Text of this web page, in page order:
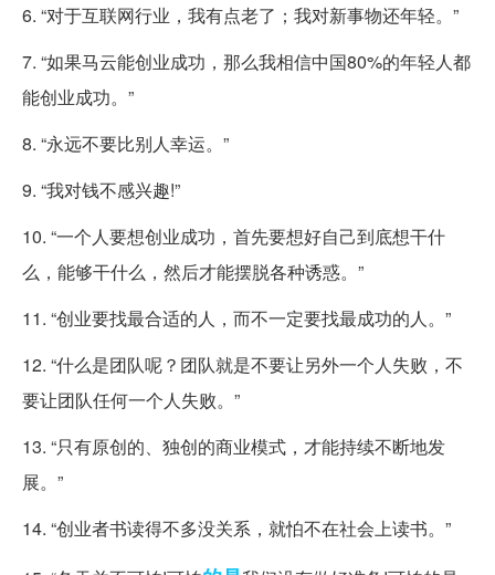
6. “对于互联网行业，我有点老了；我对新事物还年轻。”
7. “如果马云能创业成功，那么我相信中国80%的年轻人都
能创业成功。”
8. “永远不要比别人幸运。”
9. “我对钱不感兴趣!”
10. “一个人要想创业成功，首先要想好自己到底想干什
么，能够干什么，然后才能摆脱各种诱惑。”
11. “创业要找最合适的人，而不一定要找最成功的人。”
12. “什么是团队呢？团队就是不要让另外一个人失败，不
要让团队任何一个人失败。”
13. “只有原创的、独创的商业模式，才能持续不断地发
展。”
14. “创业者书读得不多没关系，就怕不在社会上读书。”